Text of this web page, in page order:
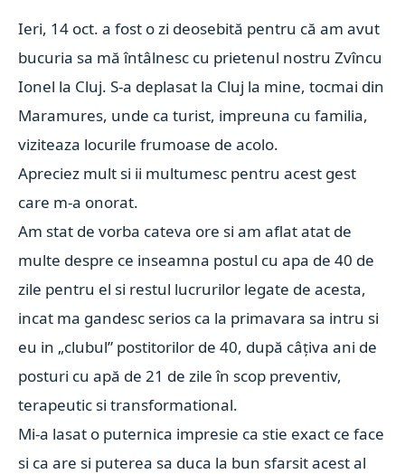
Ieri, 14 oct. a fost o zi deosebită pentru că am avut
bucuria sa mă întâlnesc cu prietenul nostru Zvîncu
Ionel la Cluj. S-a deplasat la Cluj la mine, tocmai din
Maramures, unde ca turist, impreuna cu familia,
viziteaza locurile frumoase de acolo.
Apreciez mult si ii multumesc pentru acest gest
care m-a onorat.
Am stat de vorba cateva ore si am aflat atat de
multe despre ce inseamna postul cu apa de 40 de
zile pentru el si restul lucrurilor legate de acesta,
incat ma gandesc serios ca la primavara sa intru si
eu in „clubul” postitorilor de 40, după câțiva ani de
posturi cu apă de 21 de zile în scop preventiv,
terapeutic si transformational.
Mi-a lasat o puternica impresie ca stie exact ce face
si ca are si puterea sa duca la bun sfarsit acest al